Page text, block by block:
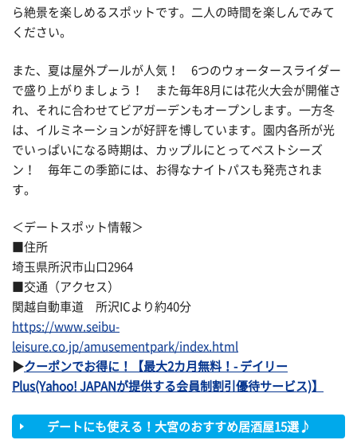
ら絶景を楽しめるスポットです。二人の時間を楽しんでみて
ください。
また、夏は屋外プールが人気！ 6つのウォータースライダー
で盛り上がりましょう！ また毎年8月には花火大会が開催さ
れ、それに合わせてビアガーデンもオープンします。一方冬
は、イルミネーションが好評を博しています。園内各所が光
でいっぱいになる時期は、カップルにとってベストシーズ
ン！ 毎年この季節には、お得なナイトパスも発売されま
す。
＜デートスポット情報＞
■住所
埼玉県所沢市山口2964
■交通（アクセス）
関越自動車道 所沢ICより約40分
https://www.seibu-
leisure.co.jp/amusementpark/index.html
▶クーポンでお得に！【最大2カ月無料！- デイリー
Plus(Yahoo! JAPANが提供する会員制割引優待サービス)】
デートにも使える！大宮のおすすめ居酒屋15選♪